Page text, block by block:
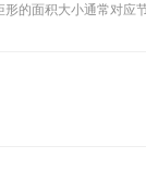
的面积大小通常对应节